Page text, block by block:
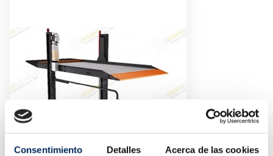
Consentimiento Detalles Acerca de las cookies